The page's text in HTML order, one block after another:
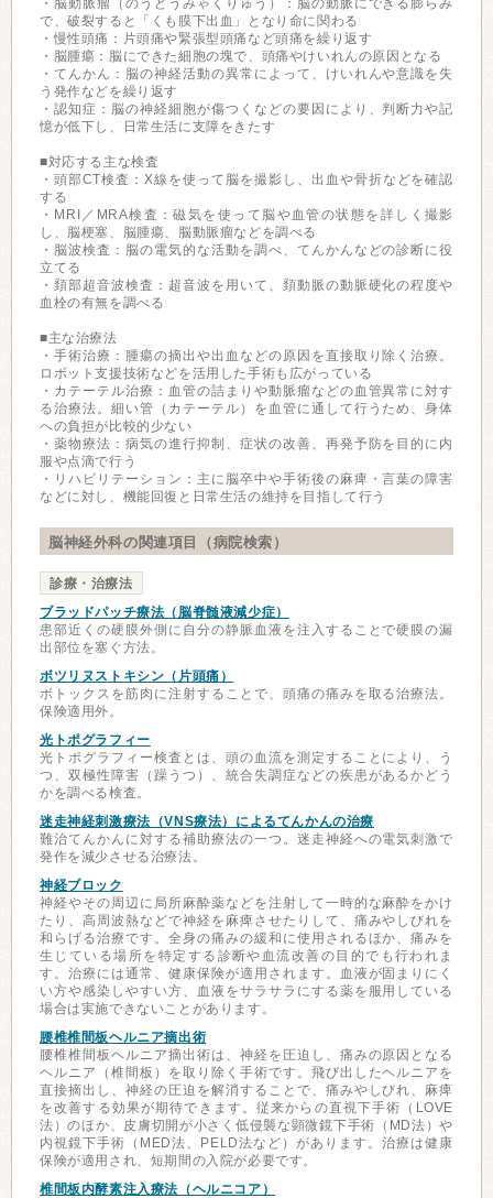
・脳動脈瘤（のうどうみゃくりゅう）：脳の動脈にできる膨らみ
で、破裂すると「くも膜下出血」となり命に関わる
・慢性頭痛：片頭痛や緊張型頭痛など頭痛を繰り返す
・脳腫瘍：脳にできた細胞の塊で、頭痛やけいれんの原因となる
・てんかん：脳の神経活動の異常によって、けいれんや意識を失
う発作などを繰り返す
・認知症：脳の神経細胞が傷つくなどの要因により、判断力や記
憶が低下し、日常生活に支障をきたす
■対応する主な検査
・頭部CT検査：X線を使って脳を撮影し、出血や骨折などを確認
する
・MRI／MRA検査：磁気を使って脳や血管の状態を詳しく撮影
し、脳梗塞、脳腫瘍、脳動脈瘤などを調べる
・脳波検査：脳の電気的な活動を調べ、てんかんなどの診断に役
立てる
・頚部超音波検査：超音波を用いて、頚動脈の動脈硬化の程度や
血栓の有無を調べる
■主な治療法
・手術治療：腫瘍の摘出や出血などの原因を直接取り除く治療。
ロボット支援技術などを活用した手術も広がっている
・カテーテル治療：血管の詰まりや動脈瘤などの血管異常に対す
る治療法。細い管（カテーテル）を血管に通して行うため、身体
への負担が比較的少ない
・薬物療法：病気の進行抑制、症状の改善、再発予防を目的に内
服や点滴で行う
・リハビリテーション：主に脳卒中や手術後の麻痺・言葉の障害
などに対し、機能回復と日常生活の維持を目指して行う
脳神経外科の関連項目（病院検索）
診療・治療法
ブラッドパッチ療法（脳脊髄液減少症）
患部近くの硬膜外側に自分の静脈血液を注入することで硬膜の漏
出部位を塞ぐ方法。
ボツリヌストキシン（片頭痛）
ボトックスを筋肉に注射することで、頭痛の痛みを取る治療法。
保険適用外。
光トポグラフィー
光トポグラフィー検査とは、頭の血流を測定することにより、う
つ、双極性障害（躁うつ）、統合失調症などの疾患があるかどう
かを調べる検査。
迷走神経刺激療法（VNS療法）によるてんかんの治療
難治てんかんに対する補助療法の一つ。迷走神経への電気刺激で
発作を減少させる治療法。
神経ブロック
神経やその周辺に局所麻酔薬などを注射して一時的な麻酔をかけ
たり、高周波熱などで神経を麻痺させたりして、痛みやしびれを
和らげる治療です。全身の痛みの緩和に使用されるほか、痛みを
生じている場所を特定する診断や血流改善の目的でも行われま
す。治療には通常、健康保険が適用されます。血液が固まりにく
い方や感染しやすい方、血液をサラサラにする薬を服用している
場合は実施できないことがあります。
腰椎椎間板ヘルニア摘出術
腰椎椎間板ヘルニア摘出術は、神経を圧迫し、痛みの原因となる
ヘルニア（椎間板）を取り除く手術です。飛び出したヘルニアを
直接摘出し、神経の圧迫を解消することで、痛みやしびれ、麻痺
を改善する効果が期待できます。従来からの直視下手術（LOVE
法）のほか、皮膚切開が小さく低侵襲な顕微鏡下手術（MD法）や
内視鏡下手術（MED法、PELD法など）があります。治療は健康
保険が適用され、短期間の入院が必要です。
椎間板内酵素注入療法（ヘルニコア）